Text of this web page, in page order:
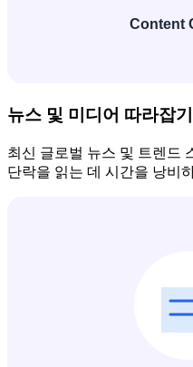
뉴스 및 미디어 따라잡기
최신 글로벌 뉴스 및 트렌드
단락을 읽는 데 시간을 낭비